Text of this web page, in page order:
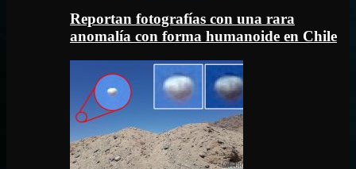
Reportan fotografías con una rara
anomalía con forma humanoide en Chile